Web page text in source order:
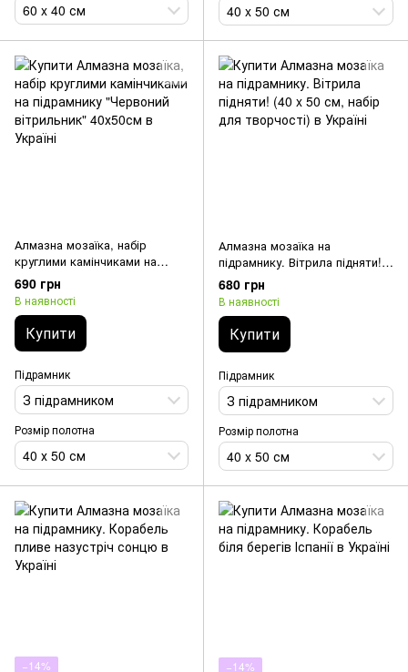
60 x 40 см 40 x 50 см
Алмазна мозаїка, набір
круглими камінчиками на
підрамнику "Червоний
вітрильник" 40х50см
690 грн
В наявності
Купити
Підрамник
З підрамником
Розмір полотна
40 х 50 см
Алмазна мозаїка на
підрамнику. Вітрила підняти!
(40 x 50 см, набір для
творчості)
680 грн
В наявності
Купити
Підрамник
З підрамником
Розмір полотна
40 x 50 см
−14% −14%